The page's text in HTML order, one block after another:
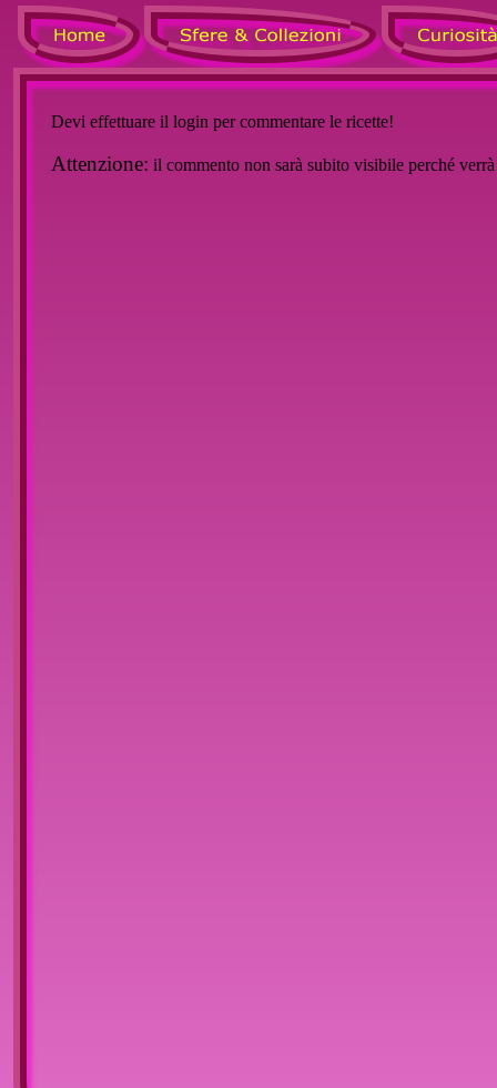
Devi effettuare il login per commentare le ricette!
Attenzione: il commento non sarà subito visibile perché